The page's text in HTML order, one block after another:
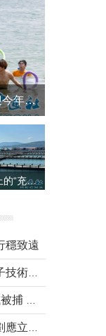
天文台錄最高氣溫34.7度 香港多區迎今年最熱一天
探訪福建漁排上的“充電寶”
穩致遠